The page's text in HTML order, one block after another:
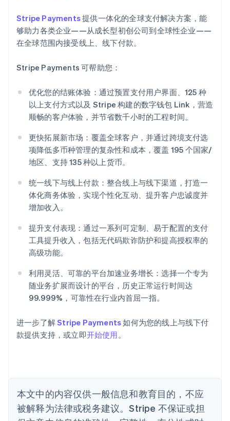
Stripe Payments提供一体化的全球支付解决方案，能
够助力各类企业——从成长型初创公司到全球性企业——
在全球范围内接受线上、线下付款。
Stripe Payments 可帮助您：
优化您的结账体验：通过预置支付用户界面、125 种
以上支付方式以及 Stripe 构建的数字钱包 Link，营造
顺畅的客户体验，并节省数千小时的工程时间。
更快拓展新市场：覆盖全球客户，并通过跨境支付选
项降低多币种管理的复杂性和成本，覆盖 195 个国家/
地区、支持 135 种以上货币。
统一线下与线上付款：整合线上与线下渠道，打造一
体化商务体验，实现个性化互动、提升客户忠诚度并
增加收入。
提升支付表现：通过一系列可定制、易于配置的支付
工具提升收入，包括无代码欺诈防护和提高授权率的
高级功能。
利用灵活、可靠的平台加速业务增长：选择一个专为
随业务扩展而设计的平台，历史正常运行时间达
99.999%，可靠性在行业内首屈一指。
进一步了解Stripe Payments如何为您的线上与线下付
款提供支持，或立即开始使用。
本文中的内容仅供一般信息和教育目的，不应
被解释为法律或税务建议。Stripe 不保证或担
English
爱尔兰
English
English
奥地利
Deutsch English
澳大利亚
巴西
PortuguêsEnglish
English
丹麦
English